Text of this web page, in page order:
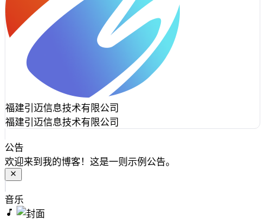
福建引迈信息技术有限公司
福建引迈信息技术有限公司
公告
欢迎来到我的博客！这是一则示例公告。
音乐